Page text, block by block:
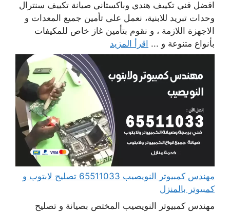
افضل فني تكييف هندي وباكستاني صيانة تكييف سنترال
وحدات تبريد للابنية، نعمل على تأمين جميع المعدات و
الاجهزة اللازمة ، و نقوم بتأمين غاز خاص للمكيفات
بأنواع متنوعة و ... اقرأ المزيد
مهندس كمبيوتر النويصيب 65511033 تصليح لابتوب و
كمبيوتر بالمنزل
مهندس كمبيوتر النويصيب المختص بصيانة و تصليح